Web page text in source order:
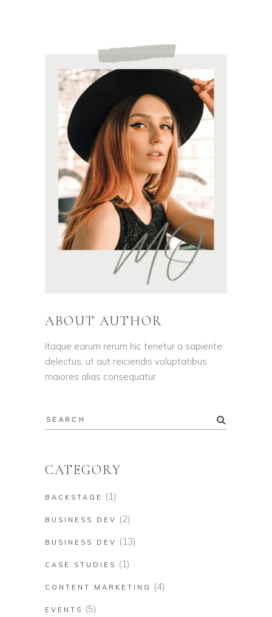
ABOUT AUTHOR
Itaque earum rerum hic tenetur a sapiente
delectus, ut aut reiciendis voluptatibus
maiores alias consequatur
CATEGORY
BACKSTAGE (1)
BUSINESS DEV (2)
BUSINESS DEV (13)
CASE STUDIES (1)
CONTENT MARKETING (4)
EVENTS (5)